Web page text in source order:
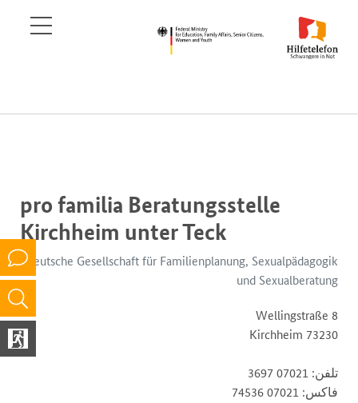
pro familia Beratungsstelle
Kirchheim unter Teck
Deutsche Gesellschaft für Familienplanung, Sexualpädagogik
und Sexualberatung
Wellingstraße 8
73230 Kirchheim
تلفن: 07021 3697
فاکس: 07021 74536